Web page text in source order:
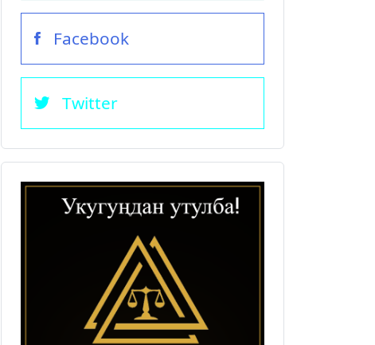
Facebook
Twitter